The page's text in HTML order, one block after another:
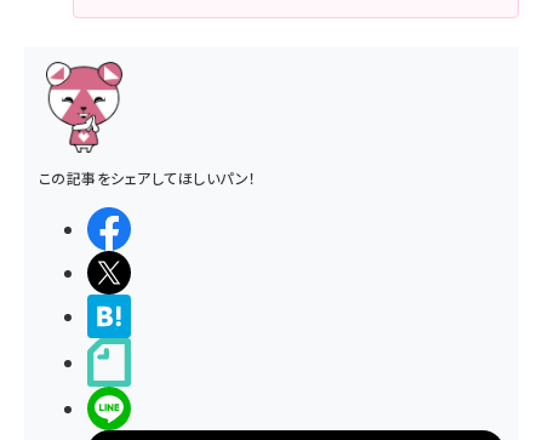
この記事をシェアしてほしいパン！